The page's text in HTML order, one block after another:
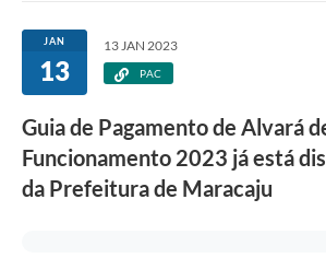
LGPD
Licitações
Transparência
Publicações
JAN
13
13 JAN 2023
PAC
Guia de Pagamento de Alvará
Funcionamento 2023 já está
da Prefeitura de Maracaju